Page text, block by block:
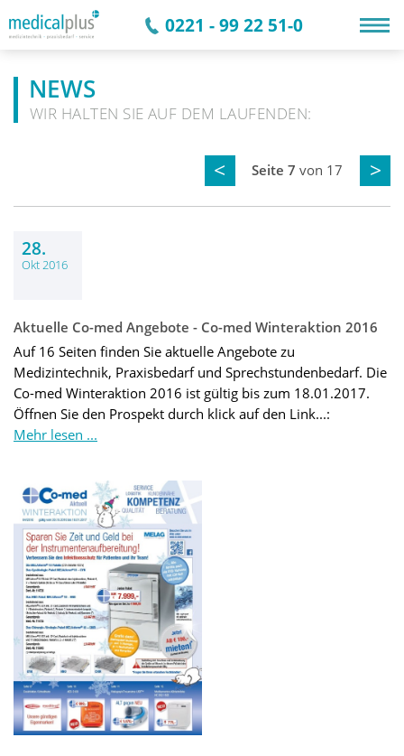
0221 - 99 22 51-0
NEWS
WIR HALTEN SIE AUF DEM LAUFENDEN:
Seite 7 von 17
28.
Okt 2016
Aktuelle Co-med Angebote - Co-med Winteraktion 2016
Auf 16 Seiten finden Sie aktuelle Angebote zu
Medizintechnik, Praxisbedarf und Sprechstundenbedarf. Die
Co-med Winteraktion 2016 ist gültig bis zum 18.01.2017.
Öffnen Sie den Prospekt durch klick auf den Link...:
Mehr lesen ...